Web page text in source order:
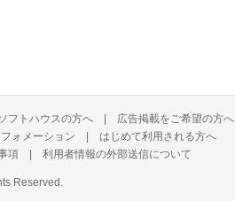
フトハウスの方へ | 広告掲載をご希望の方へ
ォメーション | はじめて利用される方へ
項 | 利用者情報の外部送信について
Reserved.